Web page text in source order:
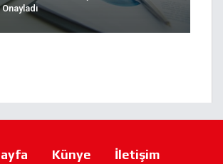
Onayladı
Künye İletişim